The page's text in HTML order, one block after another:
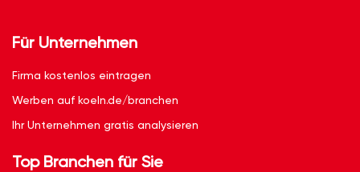
Für Unternehmen
Firma kostenlos eintragen
Werben auf koeln.de/branchen
Ihr Unternehmen gratis analysieren
Top Branchen für Sie